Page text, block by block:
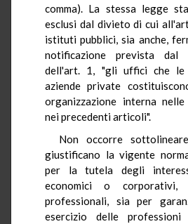
comma). La stessa legge
esclusi dal divieto di cui
istituti pubblici, sia anche,
notificazione prevista dal
dell'art. 1, "gli uffici che
aziende private
organizzazione interna
nei precedenti articoli".
Non occorre
giustificano la vigente
per la tutela degli
economici o corporativi,
professionali, sia per
esercizio delle